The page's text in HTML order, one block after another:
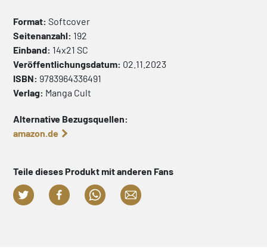
Format: Softcover
Seitenanzahl: 192
Einband: 14x21 SC
Veröffentlichungsdatum: 02.11.2023
ISBN: 9783964336491
Verlag: Manga Cult
Alternative Bezugsquellen:
amazon.de
Teile dieses Produkt mit anderen Fans